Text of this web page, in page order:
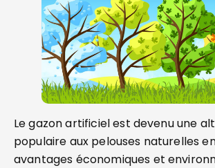
Le gazon artificiel est devenu une
populaire aux pelouses naturelles
avantages économiques et